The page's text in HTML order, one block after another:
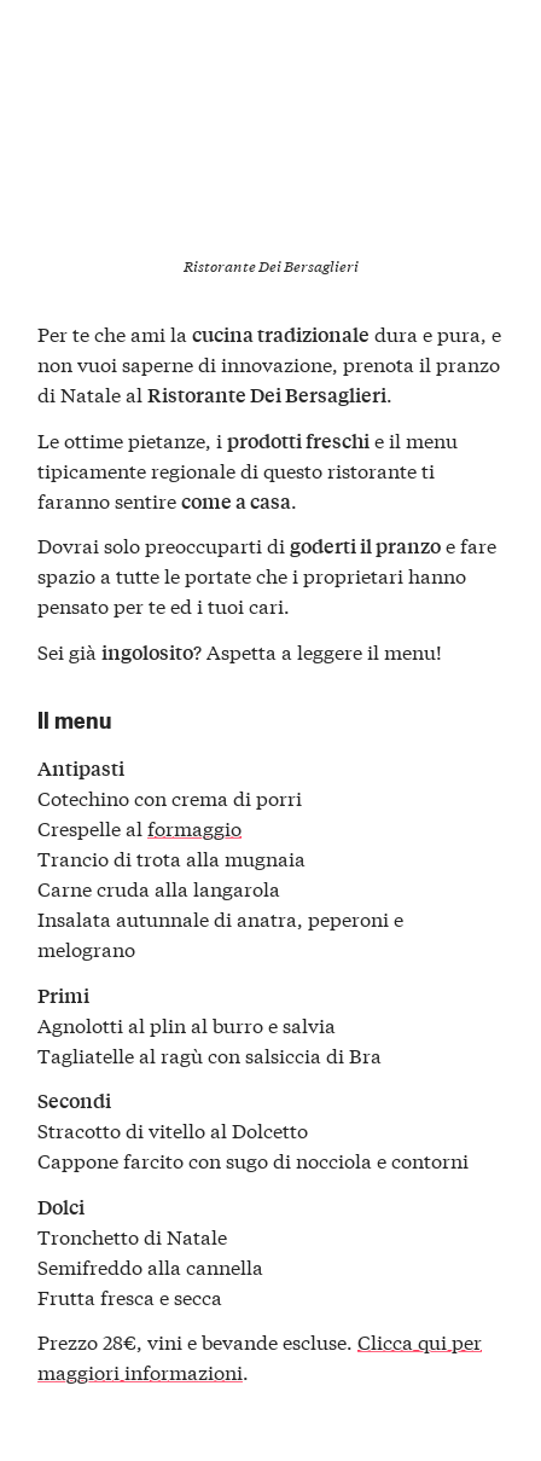
Ristorante Dei Bersaglieri
Per te che ami lacucina tradizionale dura e pura, e
non vuoi saperne di innovazione, prenota il pranzo
di Natale alRistorante Dei Bersaglieri.
Le ottime pietanze, iprodotti freschie il menu
tipicamente regionale di questo ristorante ti
faranno sentirecome a casa.
Dovrai solo preoccuparti digoderti il pranzoe fare
spazio a tutte le portate che i proprietari hanno
pensato per te ed i tuoi cari.
Sei giàingolosito? Aspetta a leggere il menu!
Il menu
Antipasti
Cotechino con crema di porri
Crespelle alformaggio
Trancio di trota alla mugnaia
Carne cruda alla langarola
Insalata autunnale di anatra, peperoni e
melograno
Primi
Agnolotti al plin al burro e salvia
Tagliatelle al ragù con salsiccia di Bra
Secondi
Stracotto di vitello al Dolcetto
Cappone farcito con sugo di nocciola e contorni
Dolci
Tronchetto di Natale
Semifreddo alla cannella
Frutta fresca e secca
Prezzo 28€, vini e bevande escluse.Clicca qui per
maggiori informazioni.